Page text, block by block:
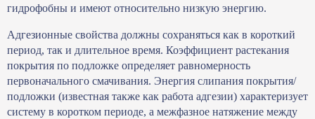
гидрофобны и имеют относительно низкую энергию.
Адгезионные свойства должны сохраняться как в короткий
период, так и длительное время. Коэффициент растекания
покрытия по подложке определяет равномерность
первоначального смачивания. Энергия слипания покрытия/
подложки (известная также как работа адгезии) характеризует
систему в коротком периоде, а межфазное натяжение между